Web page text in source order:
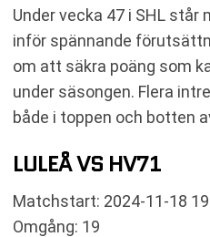
Under vecka 47 i SHL
inför spännande
om att säkra poäng som
under säsongen. Flera
både i toppen och botten
LULEÅ VS HV71
Matchstart: 2024-11-18
Omgång: 19